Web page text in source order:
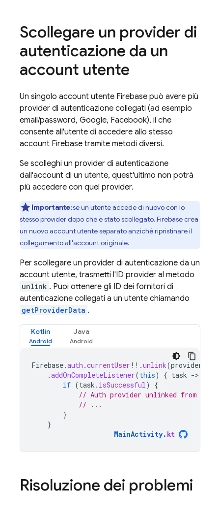
Scollegare un provider di
autenticazione da un
account utente
Un singolo account utente Firebase può avere più
provider di autenticazione collegati (ad esempio
email/password, Google, Facebook), il che
consente all'utente di accedere allo stesso
account Firebase tramite metodi diversi.
Se scolleghi un provider di autenticazione
dall'account di un utente, quest'ultimo non potrà
più accedere con quel provider.
Importante:se un utente accede di nuovo con lo
stesso provider dopo che è stato scollegato, Firebase crea
un nuovo account utente separato anziché ripristinare il
collegamento all'account originale.
Per scollegare un provider di autenticazione da un
account utente, trasmetti l'ID provider al metodo
unlink . Puoi ottenere gli ID dei fornitori di
autenticazione collegati a un utente chiamando
getProviderData .
Kotlin Java
Firebase.auth .currentUser !! .unlink(providerId
.addOnCompleteListener(this) { task -
if (task . isSuccessful)
{
// Auth provider unlinked from
// ...
}
}
MainActivity. kt
Risoluzione dei problemi